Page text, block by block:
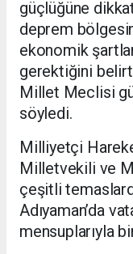
güçlüğüne
deprem
ekonomik
gerektiğini
Millet Meclisi
söyledi.
Milliyetçi
Milletvekili ve
çeşitli
Adıyaman’da
mensuplarıyla